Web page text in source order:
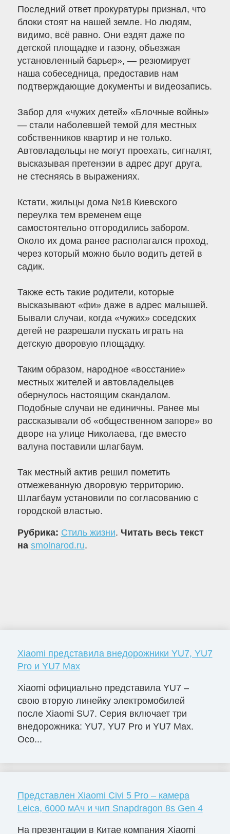
Последний ответ прокуратуры признал, что
блоки стоят на нашей земле. Но людям,
видимо, всё равно. Они ездят даже по
детской площадке и газону, объезжая
установленный барьер», — резюмирует
наша собеседница, предоставив нам
подтверждающие документы и видеозапись.
Забор для «чужих детей» «Блочные войны»
— стали наболевшей темой для местных
собственников квартир и не только.
Автовладельцы не могут проехать, сигналят,
высказывая претензии в адрес друг друга,
не стесняясь в выражениях.
Кстати, жильцы дома №18 Киевского
переулка тем временем еще
самостоятельно отгородились забором.
Около их дома ранее располагался проход,
через который можно было водить детей в
садик.
Также есть такие родители, которые
высказывают «фи» даже в адрес малышей.
Бывали случаи, когда «чужих» соседских
детей не разрешали пускать играть на
детскую дворовую площадку.
Таким образом, народное «восстание»
местных жителей и автовладельцев
обернулось настоящим скандалом.
Подобные случаи не единичны. Ранее мы
рассказывали об «общественном запоре» во
дворе на улице Николаева, где вместо
валуна поставили шлагбаум.
Так местный актив решил пометить
отмежеванную дворовую территорию.
Шлагбаум установили по согласованию с
городской властью.
Рубрика: Стиль жизни. Читать весь текст
на smolnarod.ru.
Xiaomi представила внедорожники YU7, YU7
Pro и YU7 Max
Xiaomi официально представила YU7 –
свою вторую линейку электромобилей
после Xiaomi SU7. Серия включает три
внедорожника: YU7, YU7 Pro и YU7 Max.
Осо...
Представлен Xiaomi Civi 5 Pro – камера
Leica, 6000 мАч и чип Snapdragon 8s Gen 4
На презентации в Китае компания Xiaomi